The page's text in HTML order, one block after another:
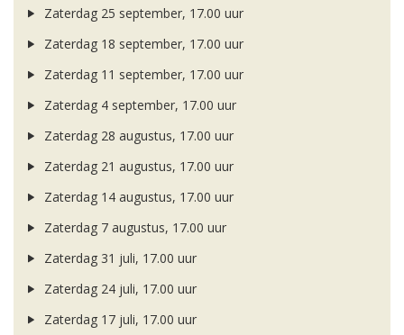
Zaterdag 25 september, 17.00 uur
Zaterdag 18 september, 17.00 uur
Zaterdag 11 september, 17.00 uur
Zaterdag 4 september, 17.00 uur
Zaterdag 28 augustus, 17.00 uur
Zaterdag 21 augustus, 17.00 uur
Zaterdag 14 augustus, 17.00 uur
Zaterdag 7 augustus, 17.00 uur
Zaterdag 31 juli, 17.00 uur
Zaterdag 24 juli, 17.00 uur
Zaterdag 17 juli, 17.00 uur